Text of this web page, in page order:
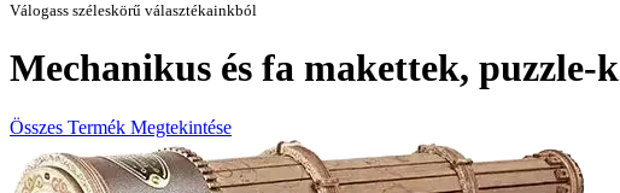
Válogass széleskörű választékainkból
Mechanikus és fa makettek, puzzle-k
Összes Termék Megtekintése